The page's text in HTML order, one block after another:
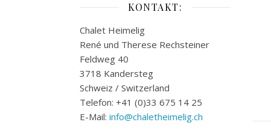
KONTAKT:
Chalet Heimelig
René und Therese Rechsteiner
Feldweg 40
3718 Kandersteg
Schweiz / Switzerland
Telefon: +41 (0)33 675 14 25
E-Mail: info@chaletheimelig.ch